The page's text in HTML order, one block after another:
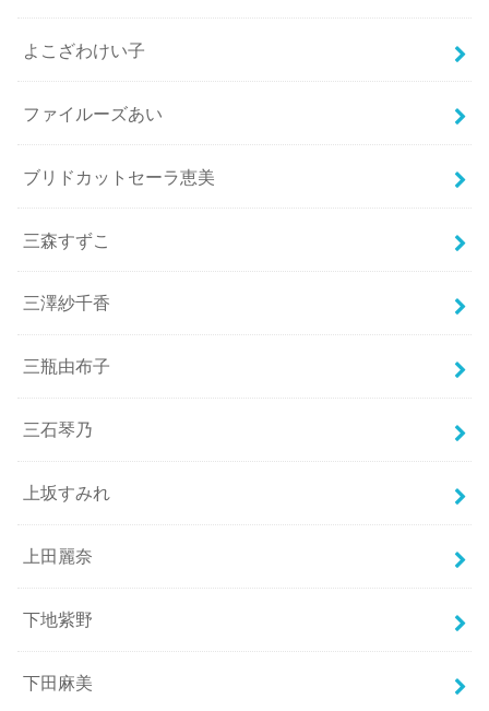
よこざわけい子
ファイルーズあい
ブリドカットセーラ恵美
三森すずこ
三澤紗千香
三瓶由布子
三石琴乃
上坂すみれ
上田麗奈
下地紫野
下田麻美